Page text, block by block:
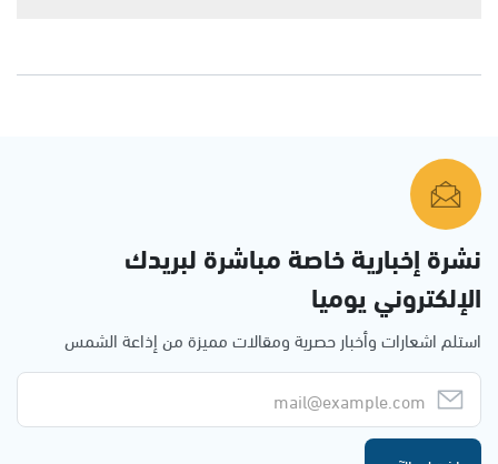
نشرة إخبارية خاصة مباشرة لبريدك
الإلكتروني يوميا
استلم اشعارات وأخبار حصرية ومقالات مميزة من إذاعة الشمس